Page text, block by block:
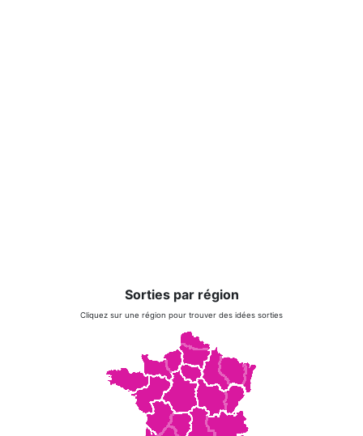
Sorties par région
Cliquez sur une région pour trouver des idées sorties